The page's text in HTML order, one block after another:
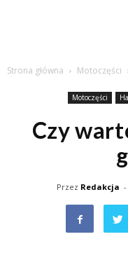
Strona główna Motoczęści
Motoczęści
Czy
Przez Redakcja -